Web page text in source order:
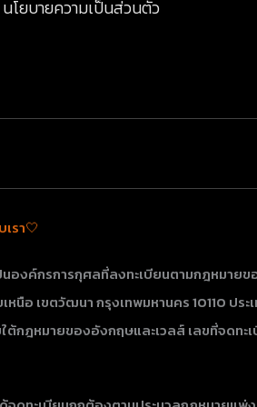
นโยบายความเป็นส่วนตัว
รา🤍
องค์กรการกุศลที่ลงทะเบียนตามกฎหมายข
หนือ เขตวัฒนา กรุงเทพมหานคร 10110 ปร
กฎหมายของอังกฤษและเวลส์ เลขที่จดท